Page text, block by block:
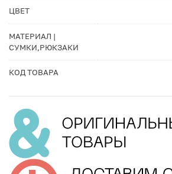
ЦВЕТ
МАТЕРИАЛ |
СУМКИ,РЮКЗАКИ
КОД ТОВАРА